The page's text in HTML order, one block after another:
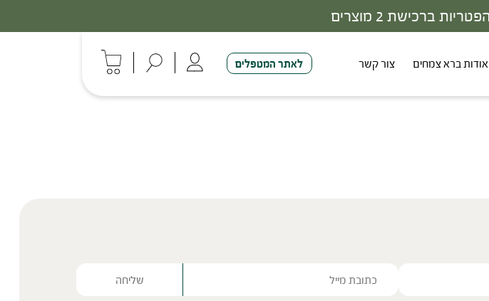
אודות ברא צמחים צור קשר לאתר המטפלים